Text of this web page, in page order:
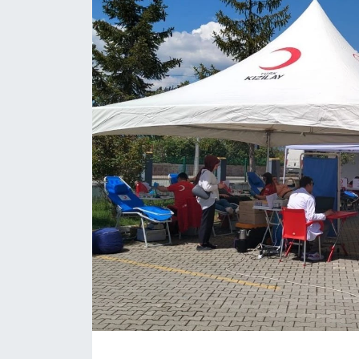
Daday Haberleri
Devrekani Haberleri
Doğanyurt Haberleri
Hanönü Haberleri
İhsangazi Haberleri
İnebolu Haberleri
Küre Haberleri
Merkez Haberleri